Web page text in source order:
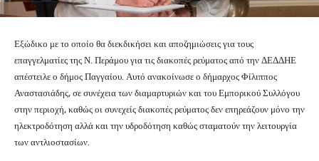
Εξώδικο με το οποίο θα διεκδικήσει και αποζημιώσεις για τους
επαγγελματίες της Ν. Περάμου για τις διακοπές ρεύματος από την ΔΕΔΔΗΕ
απέστειλε ο δήμος Παγγαίου. Αυτό ανακοίνωσε ο δήμαρχος Φίλιππος
Αναστασιάδης, σε συνέχεια των διαμαρτυριών και του Εμπορικού Συλλόγου
στην περιοχή, καθώς οι συνεχείς διακοπές ρεύματος δεν επηρεάζουν μόνο την
ηλεκτροδότηση αλλά και την υδροδότηση καθώς σταματούν την λειτουργία
των αντλιοστασίων.